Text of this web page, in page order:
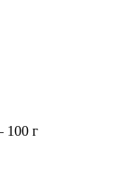
100 г